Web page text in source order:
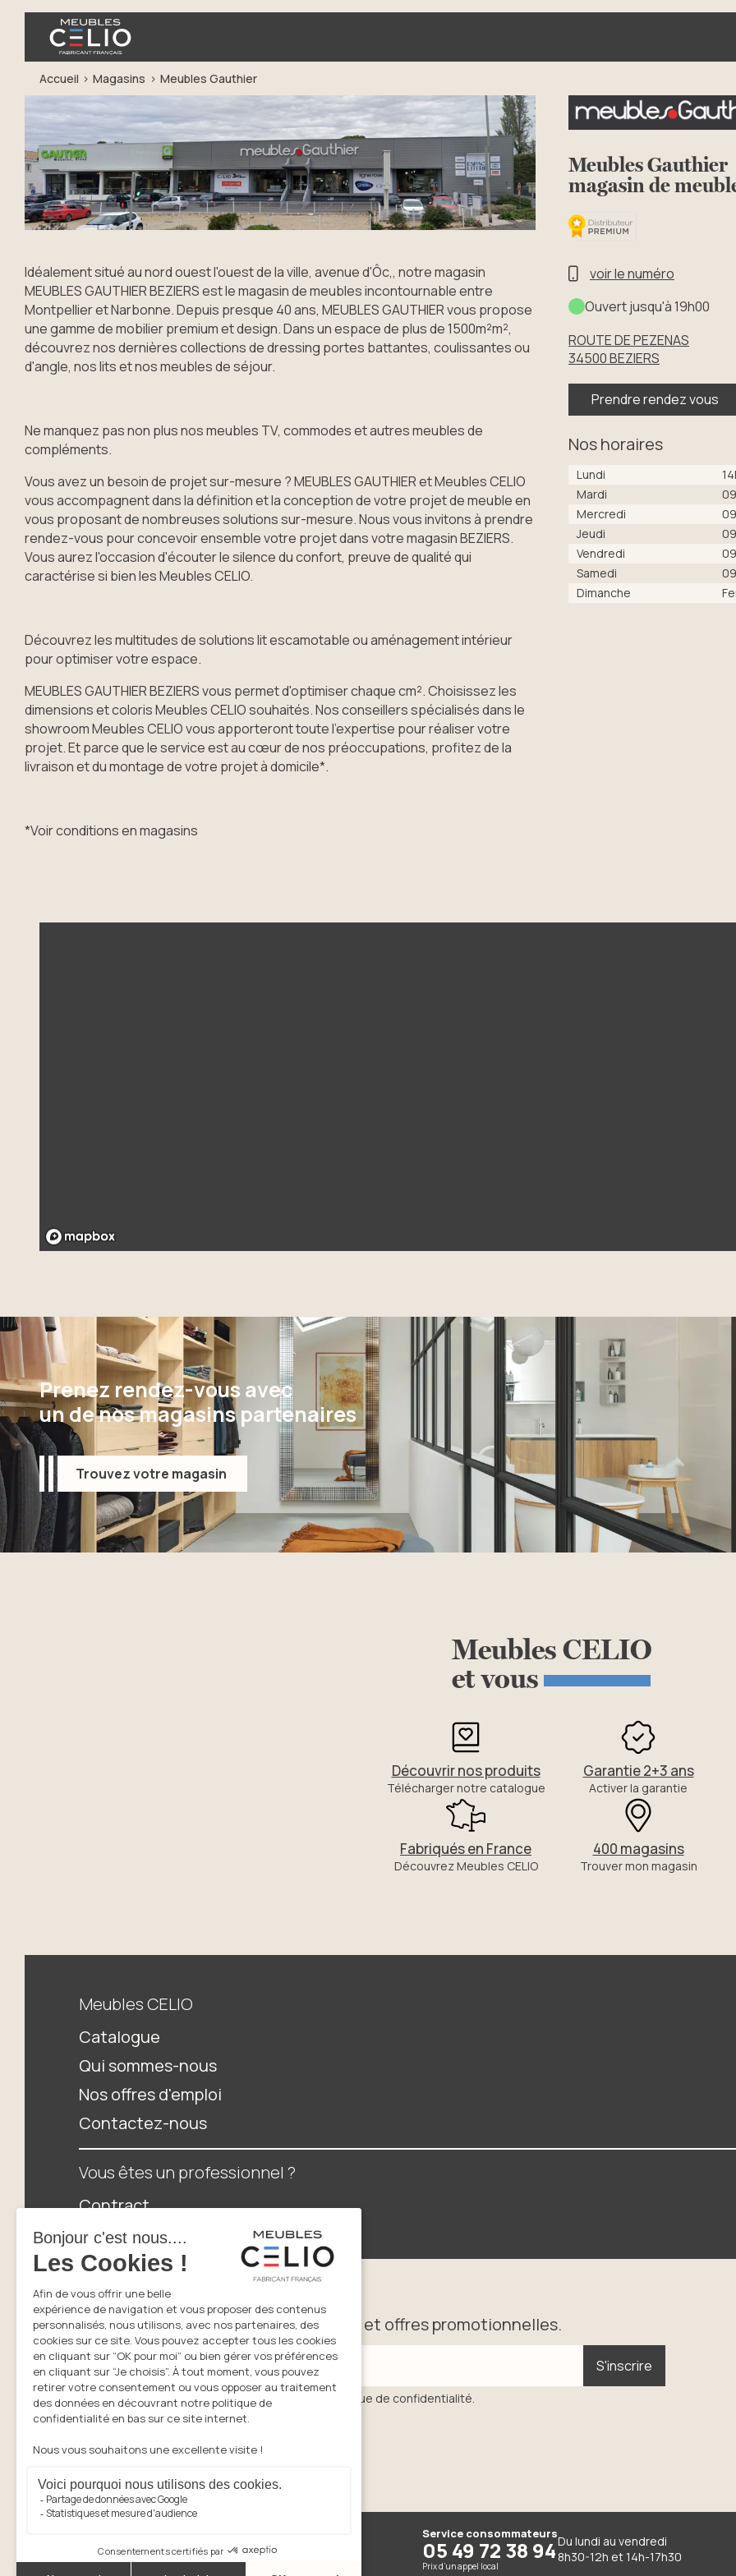
Accueil Magasins Meubles Gauthier
Meubles Gauthier
magasin de
voir le numéro
Ouvert jusqu'à 19h00
ROUTE DE PEZENAS
34500BEZIERS
Prendre rendez vous
Nos horaires
Lundi
Mardi
Mercredi
Jeudi
Vendredi
Samedi
Dimanche
Idéalement situé au nord ouest l'ouest de la ville, avenue d'Ôc,, notre magasin
MEUBLES GAUTHIER BEZIERS est le magasin de meubles incontournable entre
Montpellier et Narbonne. Depuis presque 40 ans, MEUBLES GAUTHIER vous propose
une gamme de mobilier premium et design. Dans un espace de plus de 1500m²m²,
découvrez nos dernières collections de dressing portes battantes, coulissantes ou
d'angle, nos lits et nos meubles de séjour.
Ne manquez pas non plus nos meubles TV, commodes et autres meubles de
compléments.
Vous avez un besoin de projet sur-mesure ? MEUBLES GAUTHIER et Meubles CELIO
vous accompagnent dans la définition et la conception de votre projet de meuble en
vous proposant de nombreuses solutions sur-mesure. Nous vous invitons à prendre
rendez-vous pour concevoir ensemble votre projet dans votre magasin BEZIERS.
Vous aurez l'occasion d'écouter le silence du confort, preuve de qualité qui
caractérise si bien les Meubles CELIO.
Découvrez les multitudes de solutions lit escamotable ou aménagement intérieur
pour optimiser votre espace.
MEUBLES GAUTHIER BEZIERS vous permet d'optimiser chaque cm². Choisissez les
dimensions et coloris Meubles CELIO souhaités. Nos conseillers spécialisés dans le
showroom Meubles CELIO vous apporteront toute l’expertise pour réaliser votre
projet. Et parce que le service est au cœur de nos préoccupations, profitez de la
livraison et du montage de votre projet à domicile*.
*Voir conditions en magasins
Prenez rendez-vous avec
un de nos magasins partenaires
Trouvez votre magasin
Trouvez votre magasin
MeublesCELIO
etvous
Découvrir nos produits
Télécharger notre catalogue
Garantie 2+3 ans
Activer la garantie
Fabriqués en France
Découvrez Meubles CELIO
400 magasins
Trouver mon magasin
Meubles CELIO
Catalogue
Qui sommes-nous
Nos offres d'emploi
Contactez-nous
Vous êtes un professionnel ?
Contract
Espace distributeurs
Service consommateurs
05 49 72 38 94
Prix d’un appel local
Du lundi au vendredi
8h30-12h et 14h-17h30
Newsletter
Suivez nos tendances, innovations et offres promotionnelles.
Saisissez votre adresse email S'inscrire
S'inscrire
En cliquant sur s’inscrire vous acceptez la politique de confidentialité.